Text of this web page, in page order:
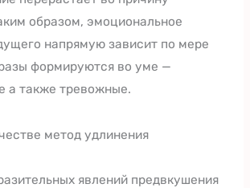
образом, эмоциональное
напрямую зависит по мере
формируются во уме —
а также тревожные.
метод удлинения
явлений предвкушения